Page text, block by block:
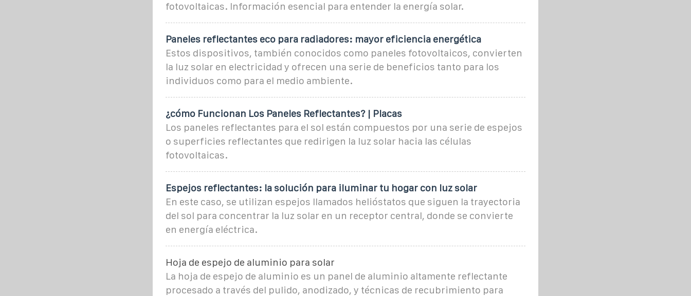
fotovoltaicas. Información esencial para entender la energía solar.
Paneles reflectantes eco para radiadores: mayor eficiencia energética
Estos dispositivos, también conocidos como paneles fotovoltaicos, convierten
la luz solar en electricidad y ofrecen una serie de beneficios tanto para los
individuos como para el medio ambiente.
¿cómo Funcionan Los Paneles Reflectantes? | Placas
Los paneles reflectantes para el sol están compuestos por una serie de espejos
o superficies reflectantes que redirigen la luz solar hacia las células
fotovoltaicas.
Espejos reflectantes: la solución para iluminar tu hogar con luz solar
En este caso, se utilizan espejos llamados helióstatos que siguen la trayectoria
del sol para concentrar la luz solar en un receptor central, donde se convierte
en energía eléctrica.
Hoja de espejo de aluminio para solar
La hoja de espejo de aluminio es un panel de aluminio altamente reflectante
procesado a través del pulido, anodizado, y técnicas de recubrimiento para